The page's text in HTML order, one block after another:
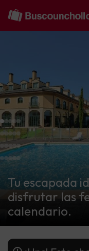
Tu escapada
disfrutar las
calendario.